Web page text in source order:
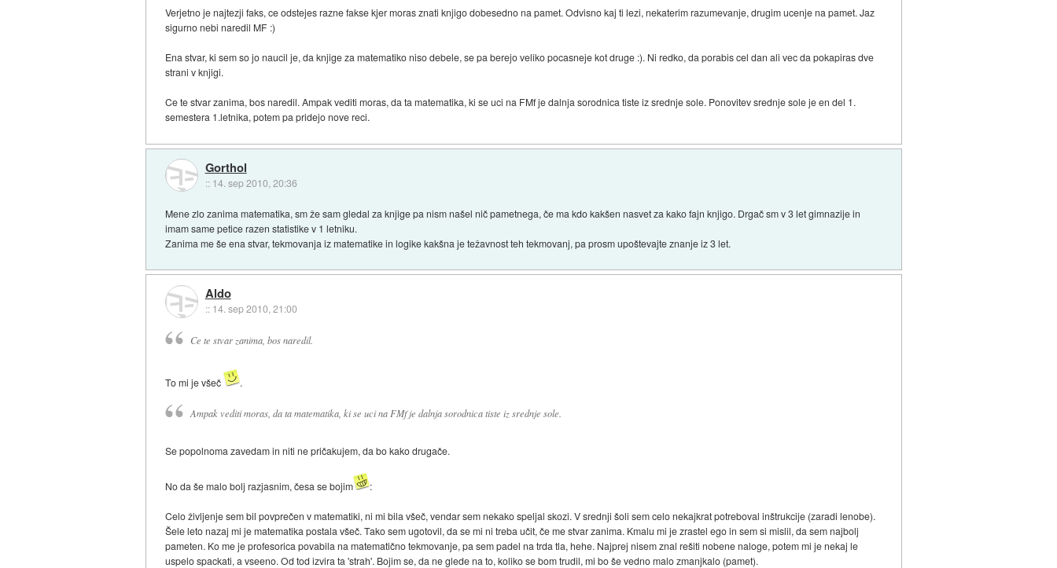
Verjetno je najtezji faks, ce odstejes razne fakse kjer moras znati knjigo dobesedno na pamet. Odvisno kaj ti lezi, nekaterim razumevanje, drugim ucenje na pamet. Jaz
sigurno nebi naredil MF :)
Ena stvar, ki sem so jo naucil je, da knjige za matematiko niso debele, se pa berejo veliko pocasneje kot druge :). Ni redko, da porabis cel dan ali vec da pokapiras dve
strani v knjigi.
Ce te stvar zanima, bos naredil. Ampak vediti moras, da ta matematika, ki se uci na FMf je dalnja sorodnica tiste iz srednje sole. Ponovitev srednje sole je en del 1.
semestera 1.letnika, potem pa pridejo nove reci.
Gorthol
:: 14. sep 2010, 20:36
Mene zlo zanima matematika, sm že sam gledal za knjige pa nism našel nič pametnega, če ma kdo kakšen nasvet za kako fajn knjigo. Drgač sm v 3 let gimnazije in
imam same petice razen statistike v 1 letniku.
Zanima me še ena stvar, tekmovanja iz matematike in logike kakšna je težavnost teh tekmovanj, pa prosm upoštevajte znanje iz 3 let.
Aldo
:: 14. sep 2010, 21:00
Ce te stvar zanima, bos naredil.
To mi je všeč .
Ampak vediti moras, da ta matematika, ki se uci na FMf je dalnja sorodnica tiste iz srednje sole.
Se popolnoma zavedam in niti ne pričakujem, da bo kako drugače.
No da še malo bolj razjasnim, česa se bojim :
Celo življenje sem bil povprečen v matematiki, ni mi bila všeč, vendar sem nekako speljal skozi. V srednji šoli sem celo nekajkrat potreboval inštrukcije (zaradi lenobe).
Šele leto nazaj mi je matematika postala všeč. Tako sem ugotovil, da se mi ni treba učit, če me stvar zanima. Kmalu mi je zrastel ego in sem si mislil, da sem najbolj
pameten. Ko me je profesorica povabila na matematično tekmovanje, pa sem padel na trda tla, hehe. Najprej nisem znal rešiti nobene naloge, potem mi je nekaj le
uspelo spackati, a vseeno. Od tod izvira ta 'strah'. Bojim se, da ne glede na to, koliko se bom trudil, mi bo še vedno malo zmanjkalo (pamet).